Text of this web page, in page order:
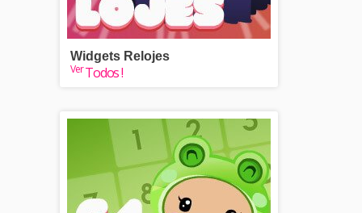
Widgets Relojes
VerTodos !